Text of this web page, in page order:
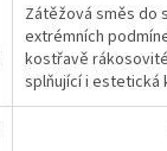
Zátěžová směs do
extrémních
kostřavě
splňující i estetická
oblíbená a často...